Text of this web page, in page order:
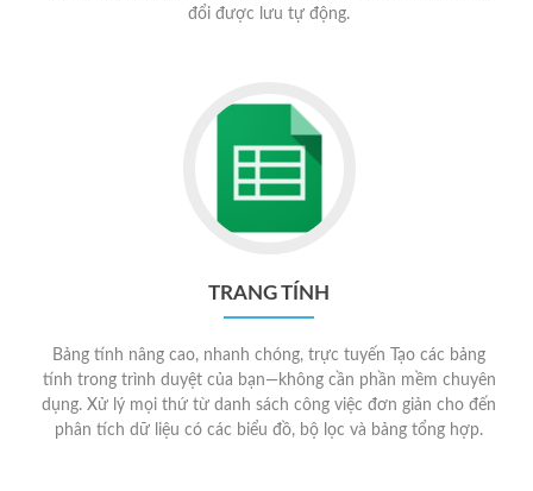
đổi được lưu tự động.
TRANG TÍNH
Bảng tính nâng cao, nhanh chóng, trực tuyến Tạo các bảng
tính trong trình duyệt của bạn—không cần phần mềm chuyên
dụng. Xử lý mọi thứ từ danh sách công việc đơn giản cho đến
phân tích dữ liệu có các biểu đồ, bộ lọc và bảng tổng hợp.